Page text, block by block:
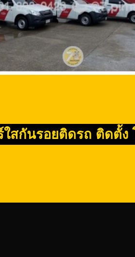
สกันรอยติดรถ ติดตั้